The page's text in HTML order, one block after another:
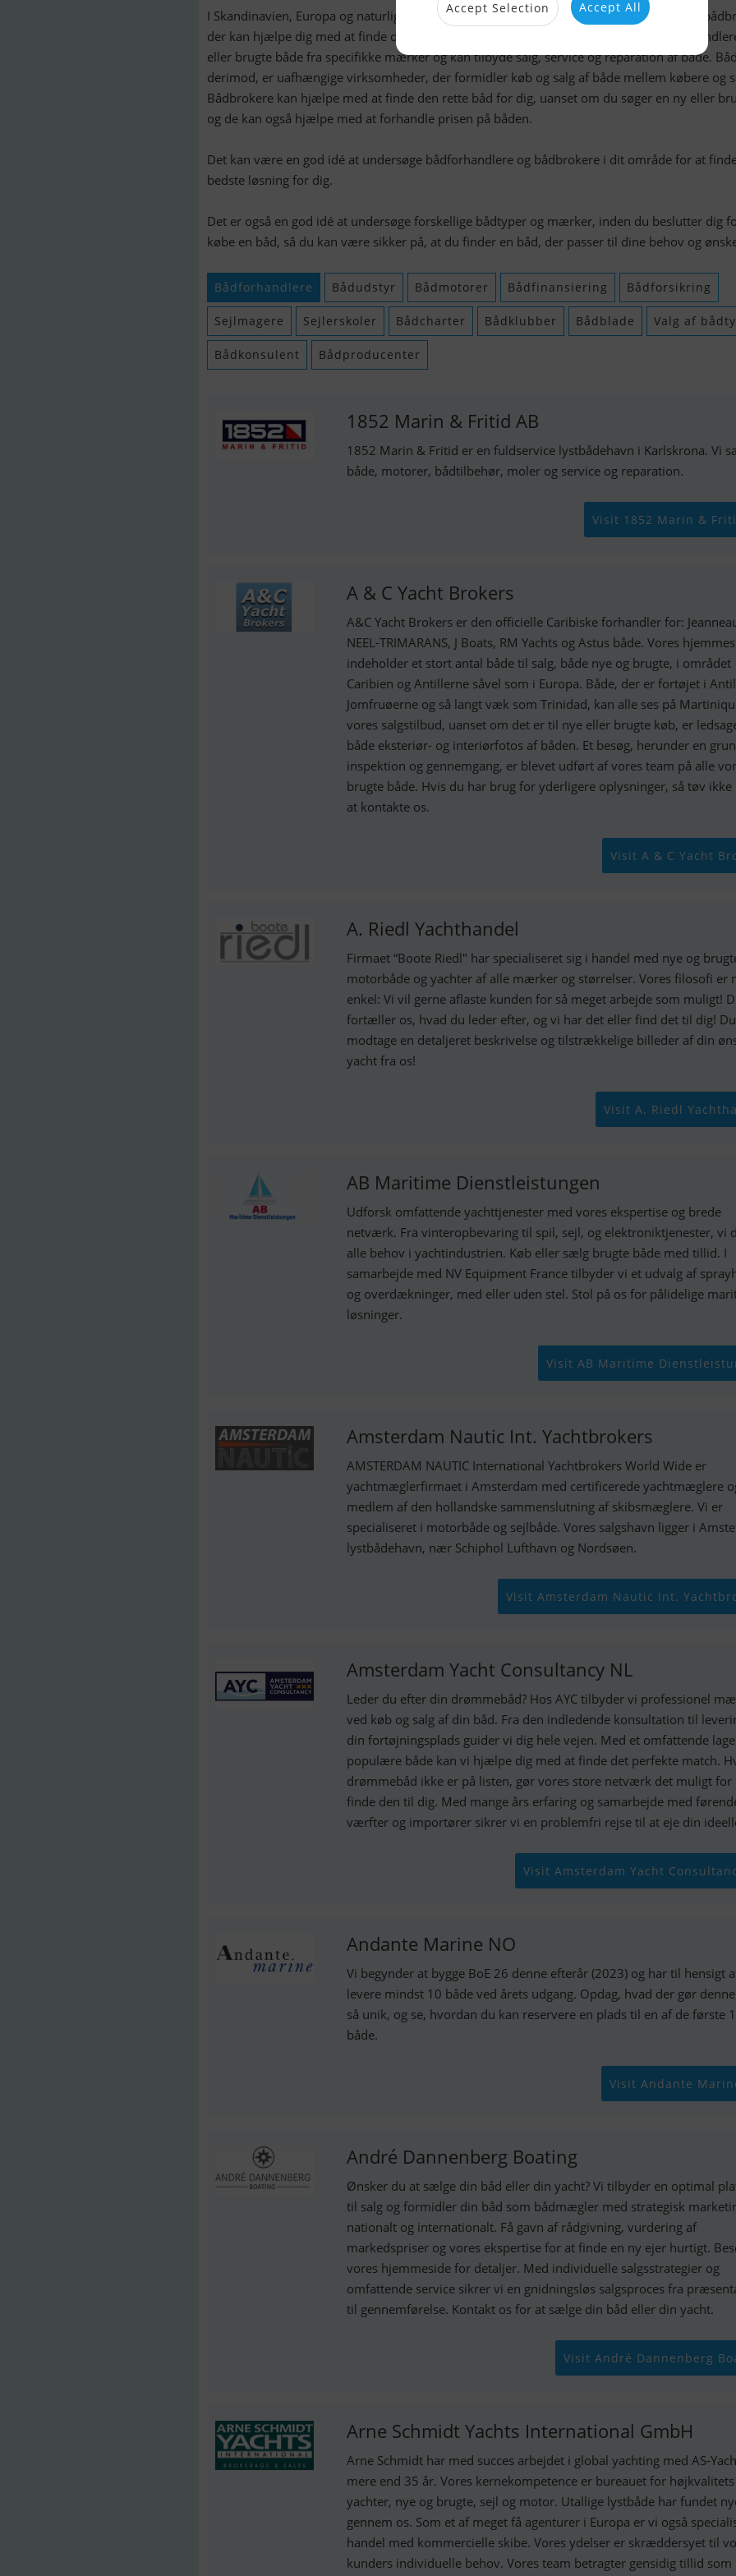
I Skandinavien, Europa og naturligvis også resten af verdenen er der bådforhandlere og
der kan hjælpe dig med at finde og købe den perfekte båd. Bådforhandlere er ofte
eller brugte både fra specifikke mærker og kan tilbyde salg, service og reparation af både.
derimod, er uafhængige virksomheder, der formidler køb og salg af både mellem købere og
Bådbrokere kan hjælpe med at finde den rette båd for dig, uanset om du søger en ny eller
og de kan også hjælpe med at forhandle prisen på båden.
Det kan være en god idé at undersøge bådforhandlere og bådbrokere i dit område for at
bedste løsning for dig.
Det er også en god idé at undersøge forskellige bådtyper og mærker, inden du beslutter dig
købe en båd, så du kan være sikker på, at du finder en båd, der passer til dine behov og
Bådforhandlere Bådudstyr Bådmotorer Bådfinansiering Bådforsikring
Sejlmagere Sejlerskoler Bådcharter Bådklubber Bådblade Valg af
Bådkonsulent Bådproducenter
1852 Marin & Fritid AB
1852 Marin & Fritid er en fuldservice lystbådehavn i Karlskrona. Vi
både, motorer, bådtilbehør, moler og service og reparation.
Visit 1852 Marin &
A & C Yacht Brokers
A&C Yacht Brokers er den officielle Caribiske forhandler for:
NEEL-TRIMARANS, J Boats, RM Yachts og Astus både. Vores
indeholder et stort antal både til salg, både nye og brugte, i området
Caribien og Antillerne såvel som i Europa. Både, der er fortøjet i
Jomfruøerne og så langt væk som Trinidad, kan alle ses på
vores salgstilbud, uanset om det er til nye eller brugte køb, er
både eksteriør- og interiørfotos af båden. Et besøg, herunder en
inspektion og gennemgang, er blevet udført af vores team på alle
brugte både. Hvis du har brug for yderligere oplysninger, så tøv ikke
at kontakte os.
Visit A & C Yacht
A. Riedl Yachthandel
Firmaet “Boote Riedl" har specialiseret sig i handel med nye og
motorbåde og yachter af alle mærker og størrelser. Vores filosofi er
enkel: Vi vil gerne aflaste kunden for så meget arbejde som muligt!
fortæller os, hvad du leder efter, og vi har det eller find det til dig!
modtage en detaljeret beskrivelse og tilstrækkelige billeder af din
yacht fra os!
Visit A. Riedl
AB Maritime Dienstleistungen
Udforsk omfattende yachttjenester med vores ekspertise og brede
netværk. Fra vinteropbevaring til spil, sejl, og elektroniktjenester, vi
alle behov i yachtindustrien. Køb eller sælg brugte både med tillid. I
samarbejde med NV Equipment France tilbyder vi et udvalg af
og overdækninger, med eller uden stel. Stol på os for pålidelige
løsninger.
Visit AB Maritime
Amsterdam Nautic Int. Yachtbrokers
AMSTERDAM NAUTIC International Yachtbrokers World Wide er
yachtmæglerfirmaet i Amsterdam med certificerede yachtmæglere
medlem af den hollandske sammenslutning af skibsmæglere. Vi er
specialiseret i motorbåde og sejlbåde. Vores salgshavn ligger i
lystbådehavn, nær Schiphol Lufthavn og Nordsøen.
Visit Amsterdam Nautic Int.
Amsterdam Yacht Consultancy NL
Leder du efter din drømmebåd? Hos AYC tilbyder vi professionel
ved køb og salg af din båd. Fra den indledende konsultation til
din fortøjningsplads guider vi dig hele vejen. Med et omfattende
populære både kan vi hjælpe dig med at finde det perfekte match.
drømmebåd ikke er på listen, gør vores store netværk det muligt for
finde den til dig. Med mange års erfaring og samarbejde med
værfter og importører sikrer vi en problemfri rejse til at eje din
Visit Amsterdam Yacht
Andante Marine NO
Vi begynder at bygge BoE 26 denne efterår (2023) og har til hensigt
levere mindst 10 både ved årets udgang. Opdag, hvad der gør
så unik, og se, hvordan du kan reservere en plads til en af de første
både.
Visit Andante
André Dannenberg Boating
Ønsker du at sælge din båd eller din yacht? Vi tilbyder en optimal
til salg og formidler din båd som bådmægler med strategisk
nationalt og internationalt. Få gavn af rådgivning, vurdering af
markedspriser og vores ekspertise for at finde en ny ejer hurtigt.
vores hjemmeside for detaljer. Med individuelle salgsstrategier og
omfattende service sikrer vi en gnidningsløs salgsproces fra
til gennemførelse. Kontakt os for at sælge din båd eller din yacht.
Visit André Dannenberg
Arne Schmidt Yachts International GmbH
Arne Schmidt har med succes arbejdet i global yachting med AS-
mere end 35 år. Vores kernekompetence er bureauet for højkvalitets
yachter, nye og brugte, sejl og motor. Utallige lystbåde har fundet
gennem os. Som et af meget få agenturer i Europa er vi også
handel med kommercielle skibe. Vores ydelser er skræddersyet til
kunders individuelle behov. Vores team betragter gensidig tillid som
Accept Selection Accept All